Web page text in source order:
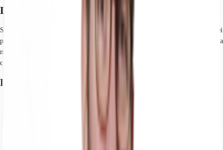
Location
Segreen è a 10 Km dal centro di Milano e a 5 km dall’aeroporto di Linate. Nei
pressi del Business Park si trova la stazione ferroviaria di Segrate e della nuova
metropolitana M4, raggiungibili comodamente con uno Shuttle privato che
connette Segreen ai principali punti di interesse e trasporto.
Planimetria